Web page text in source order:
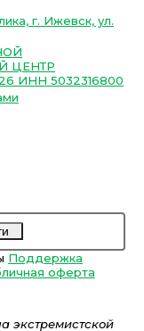
г. Ижевск, ул.
ЦЕНТР
ИНН 5032316800
Поддержка
оферта
экстремистской